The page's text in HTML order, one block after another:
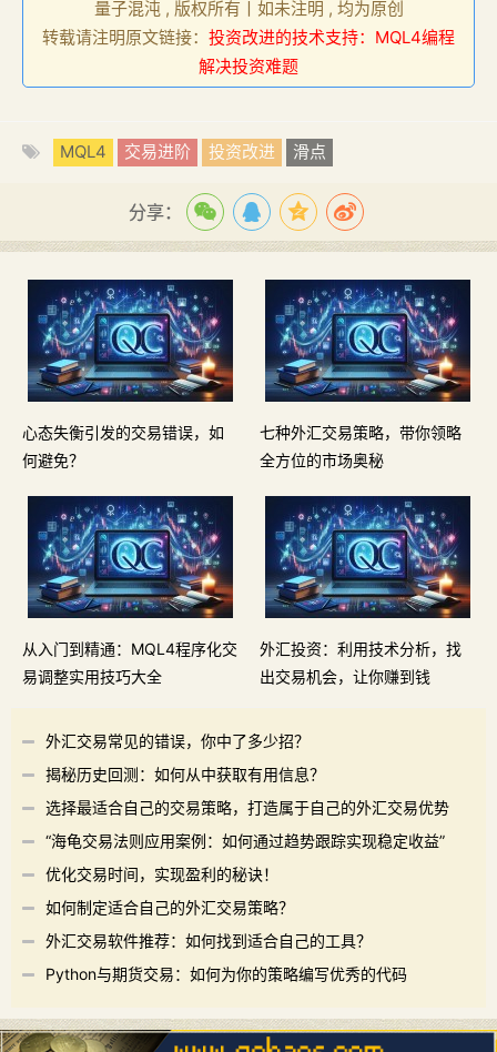
量子混沌 , 版权所有丨如未注明 , 均为原创
转载请注明原文链接： 投资改进的技术支持：MQL4编程
解决投资难题
MQL4 交易进阶 投资改进 滑点
分享：
心态失衡引发的交易错误，如
何避免？
七种外汇交易策略，带你领略
全方位的市场奥秘
从入门到精通：MQL4程序化交
易调整实用技巧大全
外汇投资：利用技术分析，找
出交易机会，让你赚到钱
外汇交易常见的错误，你中了多少招？
揭秘历史回测：如何从中获取有用信息？
选择最适合自己的交易策略，打造属于自己的外汇交易优势
“海龟交易法则应用案例：如何通过趋势跟踪实现稳定收益”
优化交易时间，实现盈利的秘诀！
如何制定适合自己的外汇交易策略？
外汇交易软件推荐：如何找到适合自己的工具？
Python与期货交易：如何为你的策略编写优秀的代码